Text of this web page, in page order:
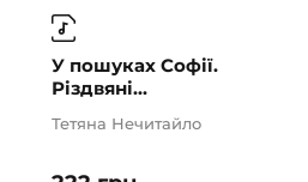
У пошуках Софії.
Різдвяні...
Тетяна Нечитайло